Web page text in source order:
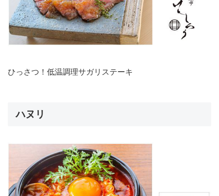
ひっさつ！低温調理サガリステーキ
ハヌリ